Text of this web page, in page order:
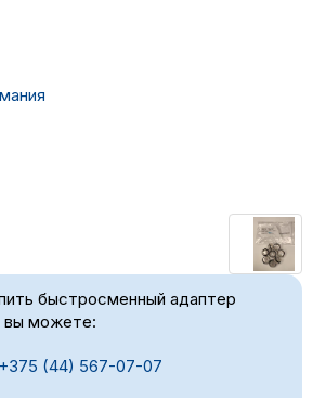
быстросменный адаптер
вы можете:
+375 (44) 567-07-07